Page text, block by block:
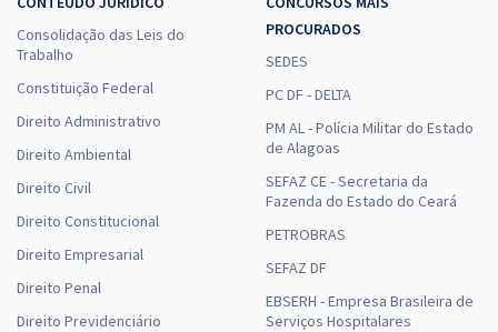
Consolidação das Leis do
Trabalho
Constituição Federal
Direito Administrativo
Direito Ambiental
Direito Civil
Direito Constitucional
Direito Empresarial
Direito Penal
Direito Previdenciário
PROCURADOS
SEDES
PC DF - DELTA
PM AL - Polícia Militar do Estado
de Alagoas
SEFAZ CE - Secretaria da
Fazenda do Estado do Ceará
PETROBRAS
SEFAZ DF
EBSERH - Empresa Brasileira de
Serviços Hospitalares